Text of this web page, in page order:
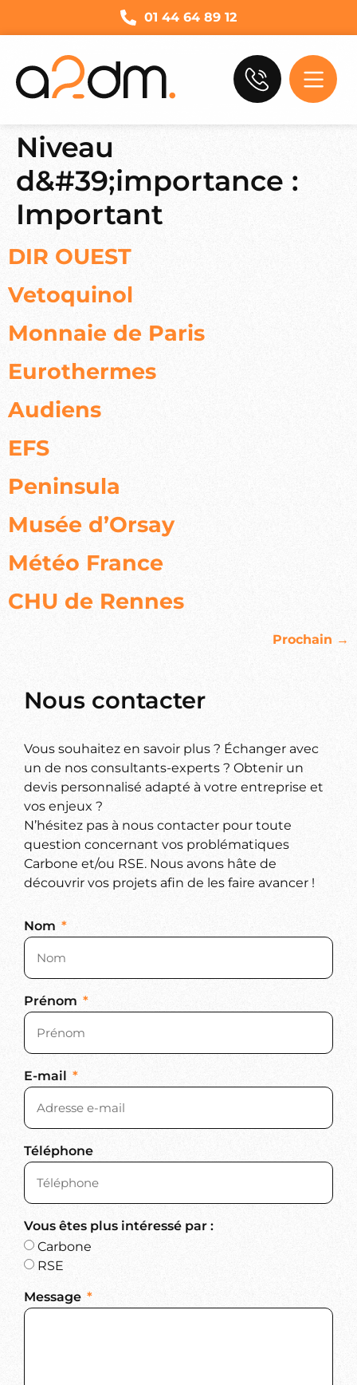
01 44 64 89 12
Niveau
d&#39;importance :
Important
DIR OUEST
Vetoquinol
Monnaie de Paris
Eurothermes
Audiens
EFS
Peninsula
Musée d’Orsay
Météo France
CHU de Rennes
Prochain →
Nous contacter
Vous souhaitez en savoir plus ? Échanger avec
un de nos consultants-experts ? Obtenir un
devis personnalisé adapté à votre entreprise et
vos enjeux ?
N’hésitez pas à nous contacter pour toute
question concernant vos problématiques
Carbone et/ou RSE. Nous avons hâte de
découvrir vos projets afin de les faire avancer !
Nom
Prénom
E-mail
Téléphone
Vous êtes plus intéressé par :
Carbone
RSE
Message